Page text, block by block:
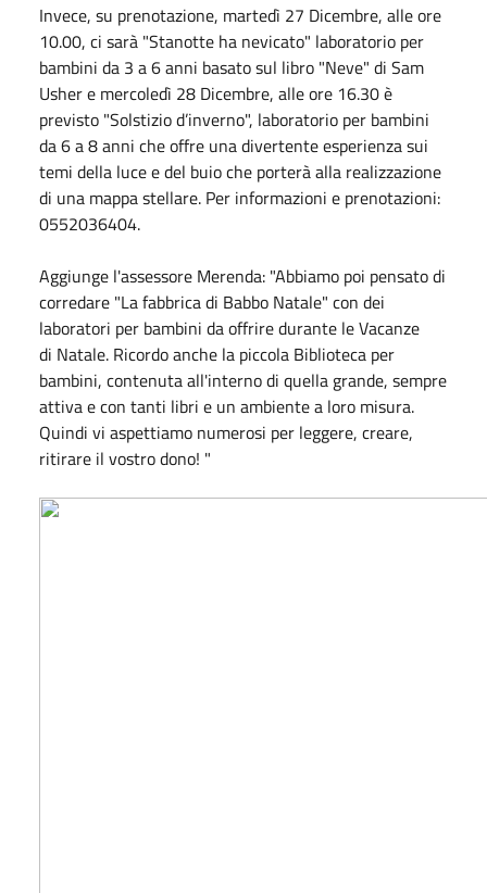
Invece, su prenotazione, martedì 27 Dicembre, alle ore
10.00, ci sarà "Stanotte ha nevicato" laboratorio per
bambini da 3 a 6 anni basato sul libro "Neve" di Sam
Usher e mercoledì 28 Dicembre, alle ore 16.30 è
previsto "Solstizio d’inverno", laboratorio per bambini
da 6 a 8 anni che offre una divertente esperienza sui
temi della luce e del buio che porterà alla realizzazione
di una mappa stellare. Per informazioni e prenotazioni:
0552036404.
Aggiunge l'assessore Merenda: "Abbiamo poi pensato di
corredare "La fabbrica di Babbo Natale" con dei
laboratori per bambini da offrire durante le Vacanze
di Natale. Ricordo anche la piccola Biblioteca per
bambini, contenuta all'interno di quella grande, sempre
attiva e con tanti libri e un ambiente a loro misura.
Quindi vi aspettiamo numerosi per leggere, creare,
ritirare il vostro dono! "